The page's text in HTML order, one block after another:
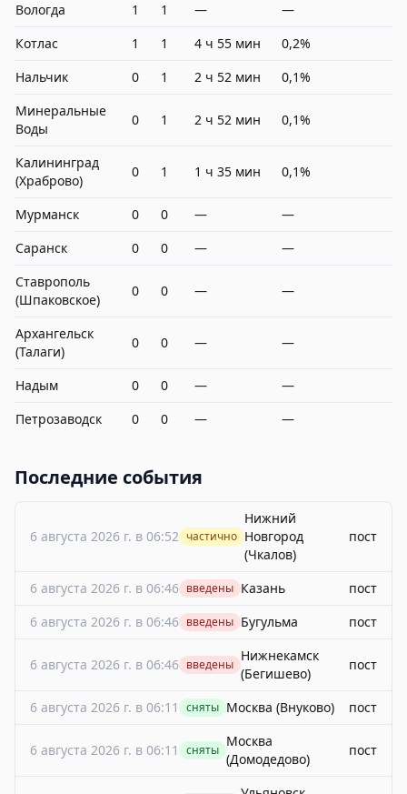
Вологда
1 1 —
—
Котлас
1 1 4 ч 55 мин
0,2%
Нальчик
0 1 2 ч 52 мин
0,1%
Минеральные
Воды
0 1 2 ч 52 мин 0,1%
Калининград
(Храброво)
0 1 1 ч 35 мин 0,1%
Мурманск 0 0 —
—
Саранск
0 0 —
—
Ставрополь
(Шпаковское)
0 0 — —
Архангельск
(Талаги)
0 0 — —
Надым 0 0 —
—
Петрозаводск
0 0 — —
Последние события
6 августа 2026 г. в 06:52 частично
Нижний
Новгород
(Чкалов)
пост
6 августа 2026 г. в 06:46 введены Казань
пост
6 августа 2026 г. в 06:46 введены Бугульма пост
6 августа 2026 г. в 06:46 введены
Нижнекамск
(Бегишево)
пост
6 августа 2026 г. в 06:11 сняты Москва (Внуково) пост
6 августа 2026 г. в 06:11 сняты
Москва
(Домодедово)
пост